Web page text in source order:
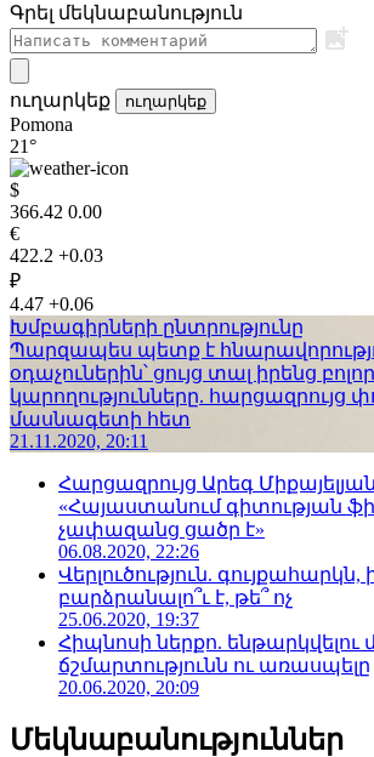
Գրել մեկնաբանություն
ուղարկեք ուղարկեք
Pomona
21°
$
366.42 0.00
€
422.2 +0.03
₽
4.47 +0.06
Խմբագիրների ընտրությունը
Պարզապես պետք է
օդաչուներին՝ ցույց տալ իրենց բոլոր
կարողությունները. հարցազրույց
մասնագետի հետ
21.11.2020, 20:11
Հարցազրույց Արեգ
«Հայաստանում գիտության
չափազանց ցածր է»
06.08.2020, 22:26
Վերլուծություն. գույքահարկն,
բարձրանալո՞ւ է, թե՞ ոչ
25.06.2020, 19:37
Հիպնոսի ներքո. ենթարկվելու
ճշմարտությունն ու առասպելը
20.06.2020, 20:09
Մեկնաբանություններ